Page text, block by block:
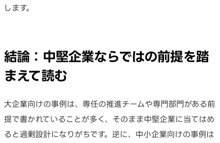
します。
結論：中堅企業ならではの前提を踏
まえて読む
大企業向けの事例は、専任の推進チームや専門部門がある前
提で書かれていることが多く、そのまま中堅企業に当てはめ
ると過剰設計になりがちです。逆に、中小企業向けの事例は